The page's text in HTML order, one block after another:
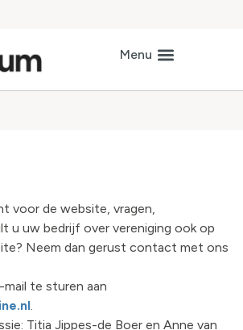
voor de website, vragen,
u uw bedrijf over vereniging ook op
Neem dan gerust contact met ons
te sturen aan
.
Titia Jippes-de Boer en Anne van